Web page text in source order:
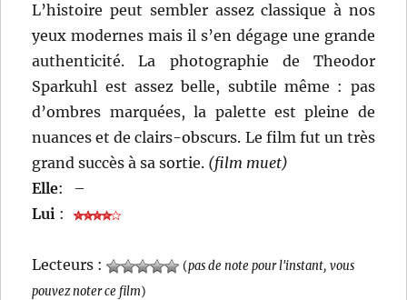
L’histoire peut sembler assez classique à nos
yeux modernes mais il s’en dégage une grande
authenticité. La photographie de Theodor
Sparkuhl est assez belle, subtile même : pas
d’ombres marquées, la palette est pleine de
nuances et de clairs-obscurs. Le film fut un très
grand succès à sa sortie. (film muet)
Elle:
–
Lui :
Lecteurs : (pas de note pour l'instant, vous
pouvez noter ce film)